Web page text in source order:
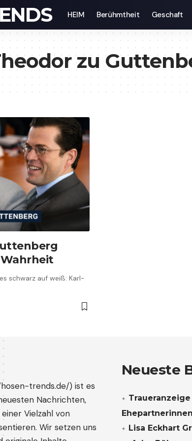
HEIM Berühmtheit Geschaft
zu
schwarz auf weiß: Karl-
trends.de/) ist es
Nachrichten,
Vielzahl von
Wir setzen uns
Neueste
Lisa Eckhart